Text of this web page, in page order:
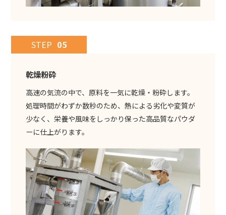
STEP 05
乾燥粉砕
高速の気流の中で、原料を一気に乾燥・粉砕します。
処理時間がわずか数秒のため、熱による劣化や変質が
少なく、栄養や風味をしっかり保った高品質なパウダ
ーに仕上がります。